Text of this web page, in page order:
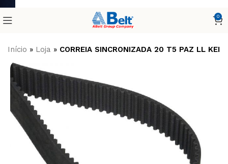
0
Início » Loja » CORREIA SINCRONIZADA 20 T5 PAZ LL